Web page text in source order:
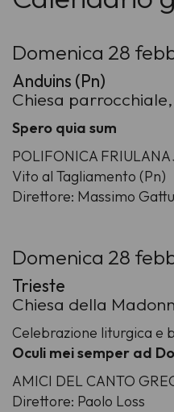
Domenica 28
Anduins (Pn)
Chiesa
Spero quia sum
POLIFONICA
Vito al Tagliamento (Pn)
Direttore: Massimo
Domenica 28
Trieste
Chiesa della
Celebrazione liturgica e
Oculi mei semper ad
AMICI DEL CANTO
Direttore: Paolo Loss